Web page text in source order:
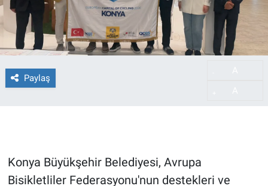
Paylaş
Konya Büyükşehir Belediyesi, Avrupa
Bisikletliler Federasyonu'nun destekleri ve